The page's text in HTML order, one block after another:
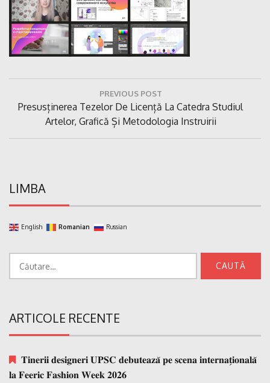
articole
PREVIOUS POST
Previous
Presusținerea Tezelor De Licență La Catedra Studiul
Artelor, Grafică Și Metodologia Instruirii
LIMBA
English Romanian Russian
ARTICOLE RECENTE
𝐓𝐢𝐧𝐞𝐫𝐢𝐢 𝐝𝐞𝐬𝐢𝐠𝐧𝐞𝐫𝐢 𝐔𝐏𝐒𝐂 𝐝𝐞𝐛𝐮𝐭𝐞𝐚𝐳𝐚̆ 𝐩𝐞 𝐬𝐜𝐞𝐧𝐚 𝐢𝐧𝐭𝐞𝐫𝐧𝐚𝐭̗𝐢𝐨𝐧𝐚𝐥𝐚̆
𝐥𝐚 𝐅𝐞𝐞𝐫𝐢𝐜 𝐅𝐚𝐬𝐡𝐢𝐨𝐧 𝐖𝐞𝐞𝐤 𝟐𝟎𝟐𝟔